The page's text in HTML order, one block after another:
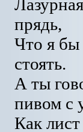
прядь,
Что я бы
стоять.
А ты
пивом с
Как